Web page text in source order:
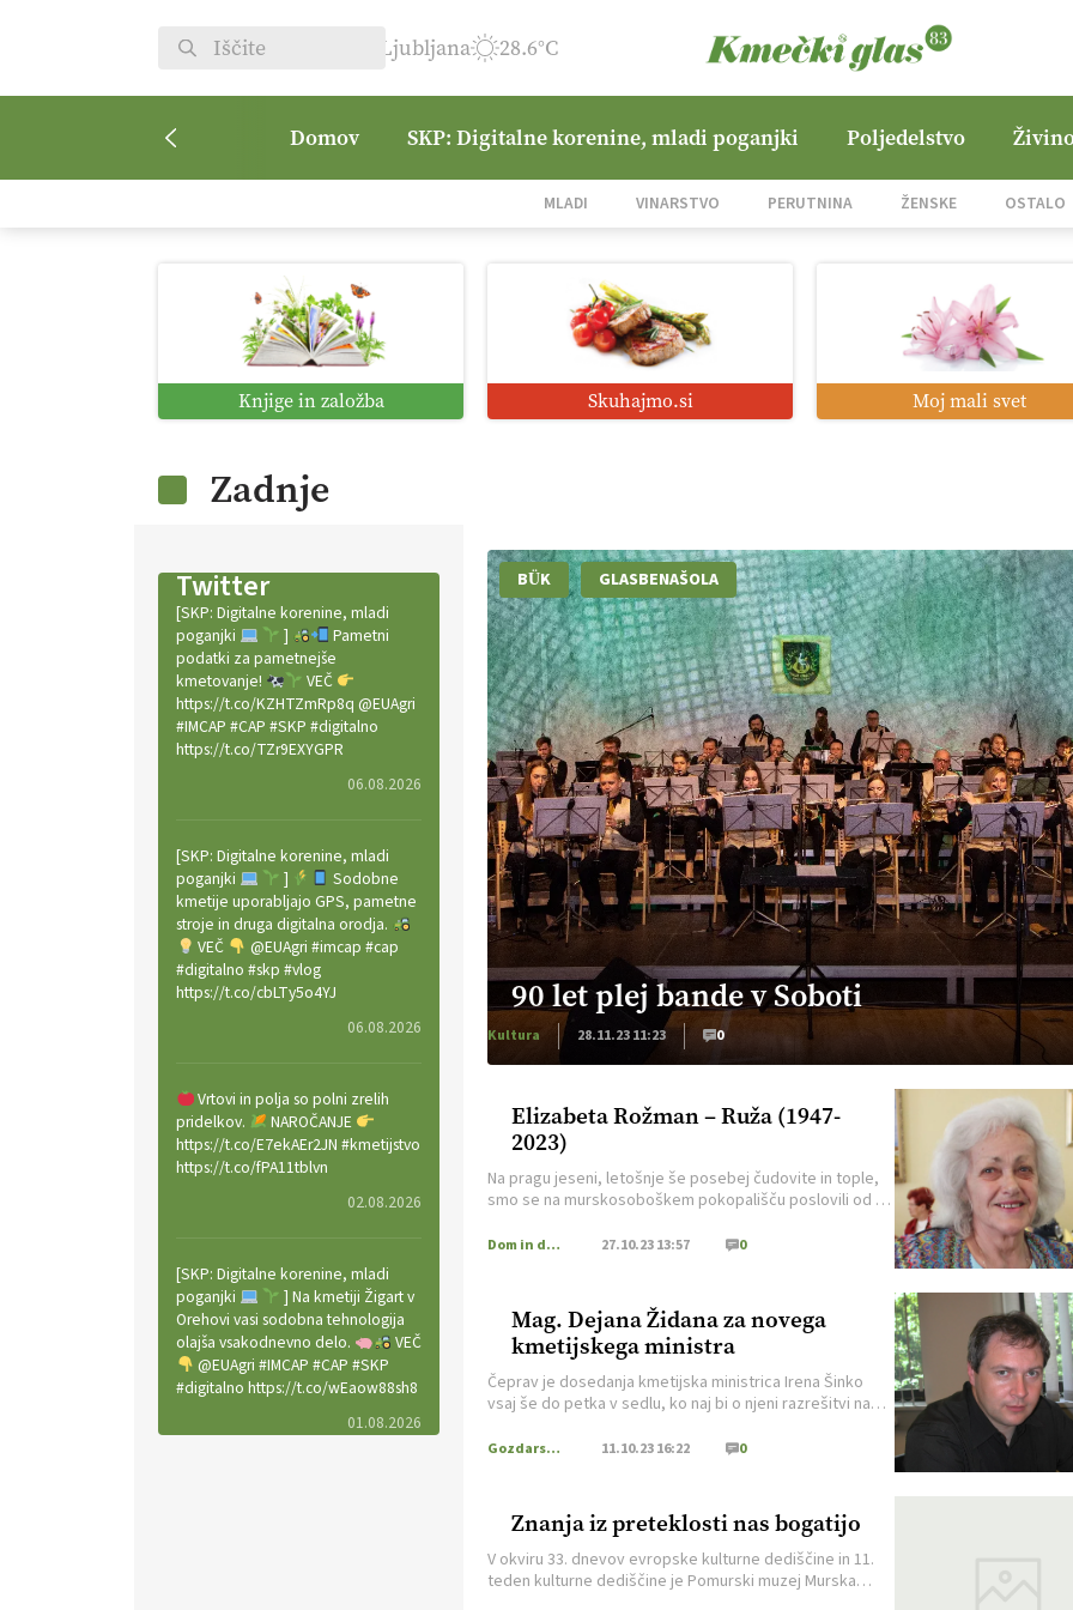
Ljubljana 28.6°C
Domov SKP: Digitalne korenine, mladi poganjki Poljedelstvo
MLADI VINARSTVO PERUTNINA ŽENSKE OSTALO
Knjige in založba Skuhajmo.si Moj mali svet
Zadnje
Twitter
[SKP: Digitalne korenine, mladi
poganjki
]
Pametni
podatki za pametnejše
kmetovanje!
VEČ
https://t.co/KZHTZmRp8q @EUAgri
#IMCAP #CAP #SKP #digitalno
https://t.co/TZr9EXYGPR
06.08.2026
[SKP: Digitalne korenine, mladi
poganjki
]
Sodobne
kmetije uporabljajo GPS, pametne
stroje in druga digitalna orodja.
VEČ
@EUAgri #imcap #cap
#digitalno #skp #vlog
https://t.co/cbLTy5o4YJ
06.08.2026
Vrtovi in polja so polni zrelih
pridelkov.
NAROČANJE
https://t.co/E7ekAEr2JN #kmetijstvo
https://t.co/fPA11tblvn
02.08.2026
[SKP: Digitalne korenine, mladi
poganjki
] Na kmetiji Žigart v
Orehovi vasi sodobna tehnologija
olajša vsakodnevno delo.
VEČ
@EUAgri #IMCAP #CAP #SKP
#digitalno https://t.co/wEaow88sh8
01.08.2026
BÜK GLASBENAŠOLA
90 let plej bande v Soboti
Kultura 28.11.23 11:23 0
Elizabeta Rožman – Ruža (1947-
2023)
Na pragu jeseni, letošnje še posebej čudovite in tople,
smo se na murskosoboškem pokopališču poslovili od še
Življenjski krog je namreč v 77. letu sklenila učiteljica
nadimek, […]
Dom in družina 27.10.23 13:57 0
Mag. Dejana Židana za novega
kmetijskega ministra
Čeprav je dosedanja kmetijska ministrica Irena Šinko
vsaj še do petka v sedlu, ko naj bi o njeni razrešitvi na
z glasovanjem v Državnem zboru, že se pojavljajo
negotova, […]
Gozdarstvo 11.10.23 16:22 0
Znanja iz preteklosti nas bogatijo
V okviru 33. dnevov evropske kulturne dediščine in 11.
teden kulturne dediščine je Pomurski muzej Murska